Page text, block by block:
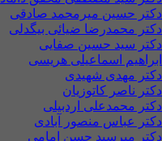
دکتر حسین میرمحمد صادقی
دکتر محمدرضا ضیائی بیگدلی
دکتر سید حسین صفایی
ابراهیم اسماعیلی هریسی
دکتر مهدی شهیدی
دکتر ناصر کاتوزیان
دکتر محمدعلی اردبیلی
دکتر عباس منصور آبادی
دکتر میرسید حسن امامی